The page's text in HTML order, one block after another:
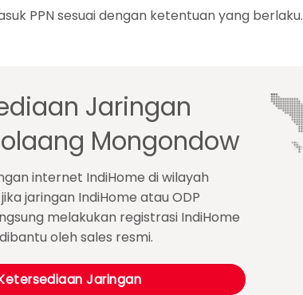
PPN sesuai dengan ketentuan yang berlaku.
Jaringan
Mongondow
internet IndiHome di wilayah
jaringan IndiHome atau ODP
melakukan registrasi IndiHome
oleh sales resmi.
Jaringan